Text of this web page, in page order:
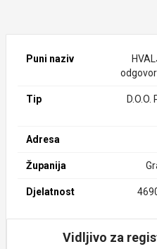
Puni naziv
Tip
Adresa
Županija
Djelatnost
Vidljivo za